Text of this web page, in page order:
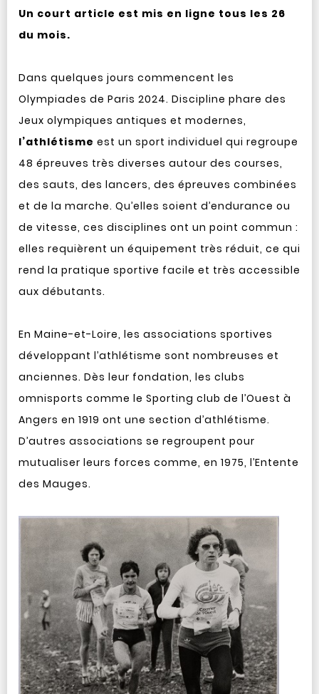
Un court article est mis en ligne tous les 26
du mois.
Dans quelques jours commencent les
Olympiades de Paris 2024. Discipline phare des
Jeux olympiques antiques et modernes,
l’athlétisme est un sport individuel qui regroupe
48 épreuves très diverses autour des courses,
des sauts, des lancers, des épreuves combinées
et de la marche. Qu’elles soient d’endurance ou
de vitesse, ces disciplines ont un point commun :
elles requièrent un équipement très réduit, ce qui
rend la pratique sportive facile et très accessible
aux débutants.
En Maine-et-Loire, les associations sportives
développant l’athlétisme sont nombreuses et
anciennes. Dès leur fondation, les clubs
omnisports comme le Sporting club de l’Ouest à
Angers en 1919 ont une section d’athlétisme.
D’autres associations se regroupent pour
mutualiser leurs forces comme, en 1975, l’Entente
des Mauges.